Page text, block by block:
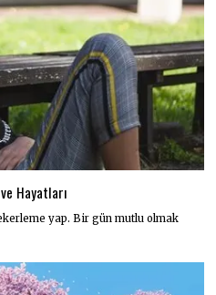
Hayatları
yap. Bir gün mutlu olmak